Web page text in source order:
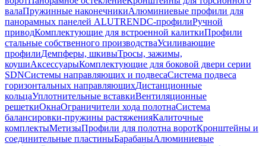
валаПружинные наконечникиАлюминиевые профили для
панорамных панелей ALUTRENDС-профилиРучной
приводКомплектующие для встроенной калиткиПрофили
стальные собственного производстваУсиливающие
профилиДемпферы, шкивыТросы, зажимы,
коушиАксессуарыКомплектующие для боковой двери серии
SDNСистемы направляющих и подвесаСистема подвеса
горизонтальных направляющихДистанционные
кольцаУплотнительные вставкиВентиляционные
решеткиОкнаОграничители хода полотнаСистема
балансировки-пружины растяженияКалиточные
комплектыМетизыПрофили для полотна воротКронштейны и
соединительные пластиныБарабаныАлюминиевые